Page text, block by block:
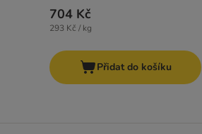
704 Kč
293 Kč / kg
Přidat do košíku